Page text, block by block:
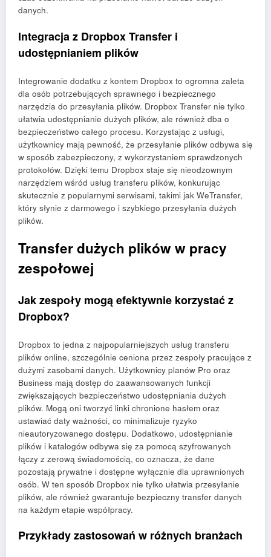
danych.
Integracja z Dropbox Transfer i
udostępnianiem plików
Integrowanie dodatku z kontem Dropbox to ogromna zaleta
dla osób potrzebujących sprawnego i bezpiecznego
narzędzia do przesyłania plików. Dropbox Transfer nie tylko
ułatwia udostępnianie dużych plików, ale również dba o
bezpieczeństwo całego procesu. Korzystając z usługi,
użytkownicy mają pewność, że przesyłanie plików odbywa się
w sposób zabezpieczony, z wykorzystaniem sprawdzonych
protokołów. Dzięki temu Dropbox staje się nieodzownym
narzędziem wśród usług transferu plików, konkurując
skutecznie z popularnymi serwisami, takimi jak WeTransfer,
który słynie z darmowego i szybkiego przesyłania dużych
plików.
Transfer dużych plików w pracy
zespołowej
Jak zespoły mogą efektywnie korzystać z
Dropbox?
Dropbox to jedna z najpopularniejszych usług transferu
plików online, szczególnie ceniona przez zespoły pracujące z
dużymi zasobami danych. Użytkownicy planów Pro oraz
Business mają dostęp do zaawansowanych funkcji
zwiększających bezpieczeństwo udostępniania dużych
plików. Mogą oni tworzyć linki chronione hasłem oraz
ustawiać daty ważności, co minimalizuje ryzyko
nieautoryzowanego dostępu. Dodatkowo, udostępnianie
plików i katalogów odbywa się za pomocą szyfrowanych
łączy z zerową świadomością, co oznacza, że dane
pozostają prywatne i dostępne wyłącznie dla uprawnionych
osób. W ten sposób Dropbox nie tylko ułatwia przesyłanie
plików, ale również gwarantuje bezpieczny transfer danych
na każdym etapie współpracy.
Przykłady zastosowań w różnych branżach